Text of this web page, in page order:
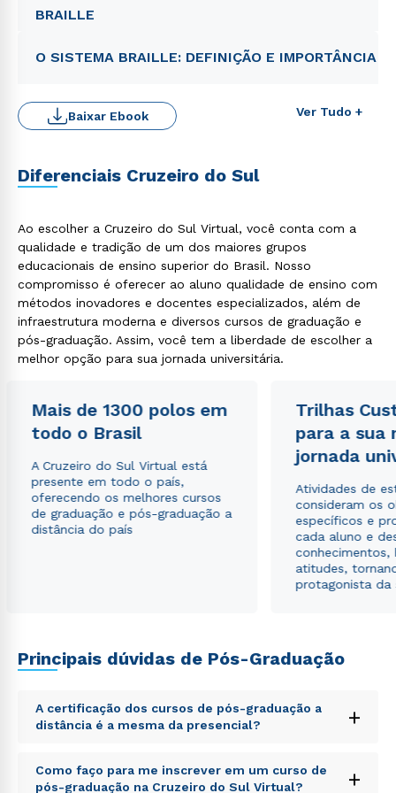
BRAILLE
O SISTEMA BRAILLE: DEFINIÇÃO E IMPORTÂNCIA
Ver Tudo +
Baixar Ebook
Diferenciais Cruzeiro do Sul
Ao escolher a Cruzeiro do Sul Virtual, você conta com a
qualidade e tradição de um dos maiores grupos
educacionais de ensino superior do Brasil. Nosso
compromisso é oferecer ao aluno qualidade de ensino com
métodos inovadores e docentes especializados, além de
infraestrutura moderna e diversos cursos de graduação e
pós-graduação. Assim, você tem a liberdade de escolher a
melhor opção para sua jornada universitária.
Mais de 1300 polos em
todo o Brasil
A Cruzeiro do Sul Virtual está
presente em todo o país,
oferecendo os melhores cursos
de graduação e pós-graduação a
distância do país
Trilhas
para a sua
jornada
Atividades de
consideram os
específicos e
cada aluno e
conhecimentos,
atitudes,
protagonista da
Principais dúvidas de Pós-Graduação
A certificação dos cursos de pós-graduação a
distância é a mesma da presencial?
+
Sed ut perspiciatis unde omnis iste natus error sit
voluptatem accusantium doloremque laudantium,
Como faço para me inscrever em um curso de
pós-graduação na Cruzeiro do Sul Virtual?
+
Rápido e fácil
ou
Estou de acordo com aPolítica de Privacidade.